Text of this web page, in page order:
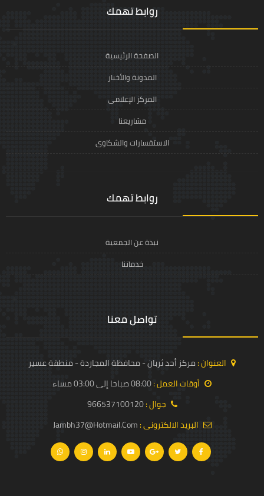
روابط تهمك
الصفحة الرئيسية
المدونة والأخبار
المركز الإعلامى
مشاريعنا
الاستفسارات والشكاوى
روابط تهمك
نبذة عن الجمعية
خدماتنا
تواصل معنا
العنوان :مركز أحد ثربان - محافظة المجاردة - منطقة عسير
أوقات العمل :08:00 صباحا إلى 03:00 مساء
جوال :966537100120
البريد الالكترونى :Jambh37@hotmail.com